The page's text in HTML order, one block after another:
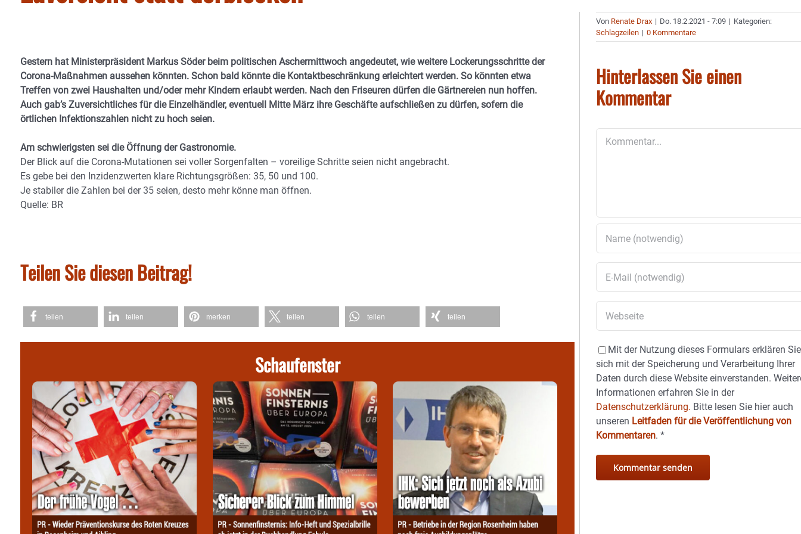
Gestern hat Ministerpräsident Markus Söder beim politischen Aschermittwoch angedeutet, wie weitere Lockerungsschritte der
Corona-Maßnahmen aussehen könnten. Schon bald könnte die Kontaktbeschränkung erleichtert werden. So könnten etwa
Treffen von zwei Haushalten und/oder mehr Kindern erlaubt werden. Nach den Friseuren dürfen die Gärtnereien nun hoffen.
Auch gab’s Zuversichtliches für die Einzelhändler, eventuell Mitte März ihre Geschäfte aufschließen zu dürfen, sofern die
örtlichen Infektionszahlen nicht zu hoch seien.
Am schwierigsten sei die Öffnung der Gastronomie.
Der Blick auf die Corona-Mutationen sei voller Sorgenfalten – voreilige Schritte seien nicht angebracht.
Es gebe bei den Inzidenzwerten klare Richtungsgrößen: 35, 50 und 100.
Je stabiler die Zahlen bei der 35 seien, desto mehr könne man öffnen.
Quelle: BR
Teilen Sie diesen Beitrag!
teilen teilen merken teilen teilen teilen
Schaufenster
Von Renate Drax | Do. 18.2.2021 - 7:09 | Kategorien:
Schlagzeilen | 0 Kommentare
Hinterlassen Sie einen
Kommentar
Mit der Nutzung dieses Formulars erklären Sie
sich mit der Speicherung und Verarbeitung Ihrer
Daten durch diese Website einverstanden.
Informationen erfahren Sie in der
Datenschutzerklärung. Bitte lesen Sie hier auch
unseren Leitfaden für die Veröffentlichung von
Kommentaren.*